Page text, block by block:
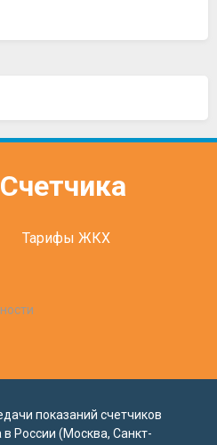
Счетчика
Тарифы ЖКХ
показаний счетчиков
в России (Москва, Санкт-